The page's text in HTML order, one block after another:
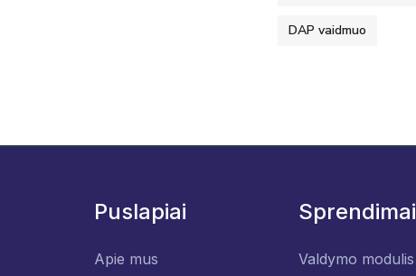
DAP vaidmuo
Puslapiai
Apie mus
Sprendimai
Valdymo modulis